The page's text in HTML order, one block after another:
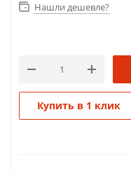
Нашли дешевле?
Купить в 1 клик